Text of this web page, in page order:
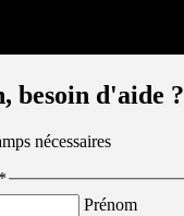
besoin d'aide ?
nécessaires
*
Prénom